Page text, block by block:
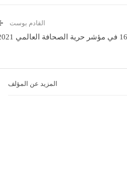
القادم بوست
المزيد عن المؤلف